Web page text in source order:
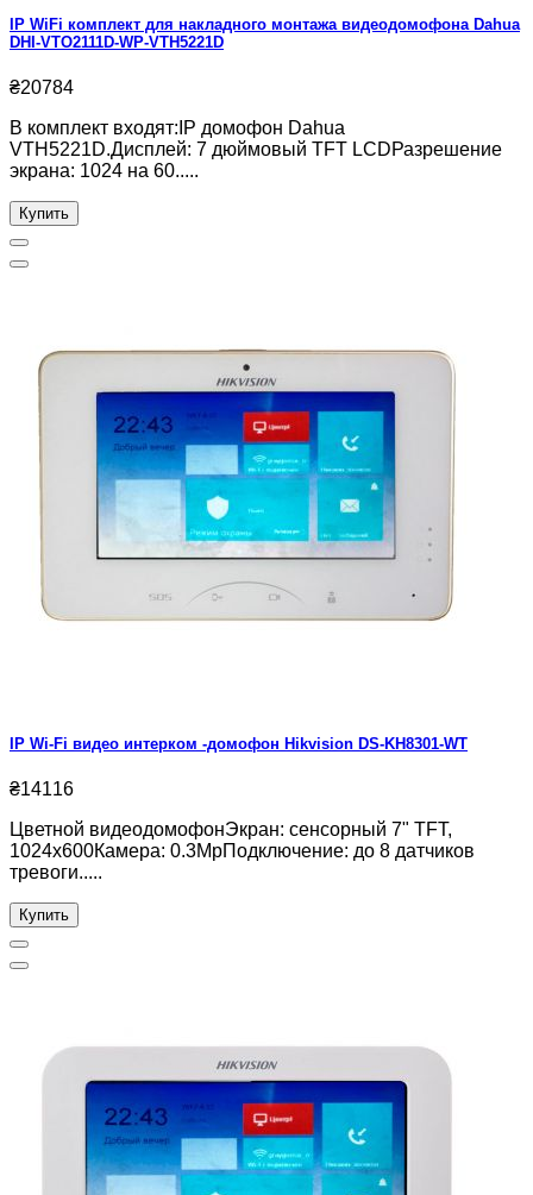
IP WiFi комплект для накладного монтажа видеодомофона Dahua
DHI-VTO2111D-WP-VTH5221D
₴20784
В комплект входят:IP домофон Dahua
VTH5221D.Дисплей: 7 дюймовый TFT LCDРазрешение
экрана: 1024 на 60.....
Купить
IP Wi-Fi видео интерком -домофон Hikvision DS-KH8301-WT
₴14116
Цветной видеодомофонЭкран: сенсорный 7" TFT,
1024х600Камера: 0.3МрПодключение: до 8 датчиков
тревоги.....
Купить